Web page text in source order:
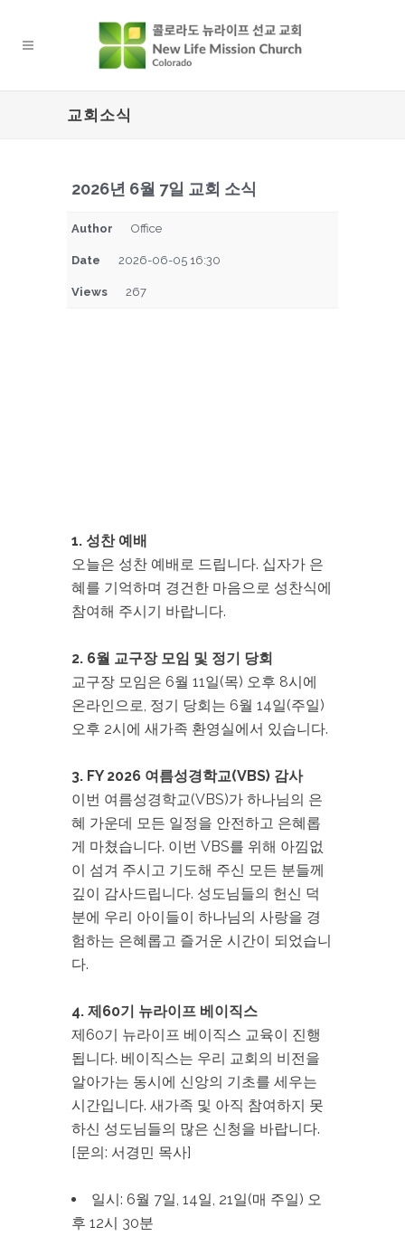
교회소식
2026년 6월 7일 교회 소식
Author Office
Date 2026-06-05 16:30
Views 267
1. 성찬 예배
오늘은 성찬 예배로 드립니다. 십자가 은
혜를 기억하며 경건한 마음으로 성찬식에
참여해 주시기 바랍니다.
2. 6월 교구장 모임 및 정기 당회
교구장 모임은 6월 11일(목) 오후 8시에
온라인으로, 정기 당회는 6월 14일(주일)
오후 2시에 새가족 환영실에서 있습니다.
3. FY 2026 여름성경학교(VBS) 감사
이번 여름성경학교(VBS)가 하나님의 은
혜 가운데 모든 일정을 안전하고 은혜롭
게 마쳤습니다. 이번 VBS를 위해 아낌없
이 섬겨 주시고 기도해 주신 모든 분들께
깊이 감사드립니다. 성도님들의 헌신 덕
분에 우리 아이들이 하나님의 사랑을 경
험하는 은혜롭고 즐거운 시간이 되었습니
다.
4. 제60기 뉴라이프 베이직스
제60기 뉴라이프 베이직스 교육이 진행
됩니다. 베이직스는 우리 교회의 비전을
알아가는 동시에 신앙의 기초를 세우는
시간입니다. 새가족 및 아직 참여하지 못
하신 성도님들의 많은 신청을 바랍니다.
[문의: 서경민 목사]
일시: 6월 7일, 14일, 21일(매 주일) 오
후 12시 30분